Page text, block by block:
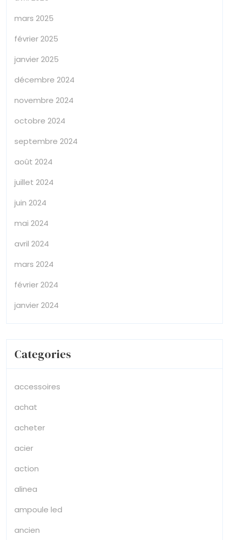
mars 2025
février 2025
janvier 2025
décembre 2024
novembre 2024
octobre 2024
septembre 2024
août 2024
juillet 2024
juin 2024
mai 2024
avril 2024
mars 2024
février 2024
janvier 2024
Categories
accessoires
achat
acheter
acier
action
alinea
ampoule led
ancien